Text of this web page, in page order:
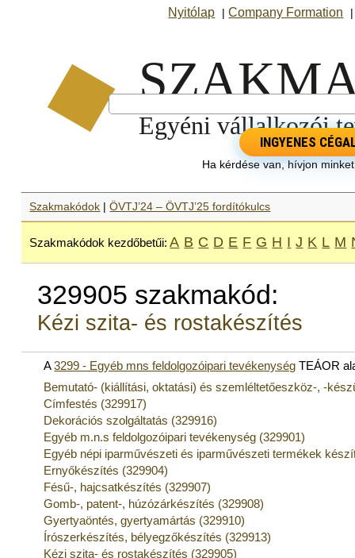
Nyitólap |Company Formation
INGYENES
Ha kérdése van, hívjon
Szakmakódok |ÖVTJ’24 – ÖVTJ’25 fordítókulcs
Szakmakódok kezdőbetűi: A B C D E F G H I J K L M
329905 szakmakód:
Kézi szita- és rostakészítés
A3299 - Egyéb mns feldolgozóipari tevékenység TEÁOR
Bemutató- (kiállítási, oktatási) és szemléltetőeszköz-, -
Címfestés (329917)
Dekorációs szolgáltatás (329916)
Egyéb m.n.s feldolgozóipari tevékenység (329901)
Egyéb népi iparművészeti és iparművészeti termékek
Ernyőkészítés (329904)
Fésű-, hajcsatkészítés (329907)
Gomb-, patent-, húzózárkészítés (329908)
Gyertyaöntés, gyertyamártás (329910)
Írószerkészítés, bélyegzőkészítés (329913)
Kézi szita- és rostakészítés (329905)